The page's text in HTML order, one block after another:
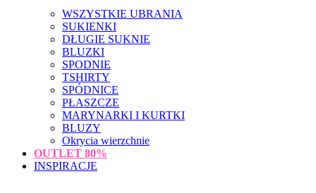
WSZYSTKIE UBRANIA
SUKIENKI
DŁUGIE SUKNIE
BLUZKI
SPODNIE
TSHIRTY
SPÓDNICE
PŁASZCZE
MARYNARKI I KURTKI
BLUZY
Okrycia wierzchnie
OUTLET 80%
INSPIRACJE